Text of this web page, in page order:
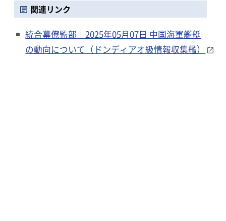
関連リンク
統合幕僚監部｜2025年05月07日 中国海軍艦艇
の動向について（ドンディアオ級情報収集艦）